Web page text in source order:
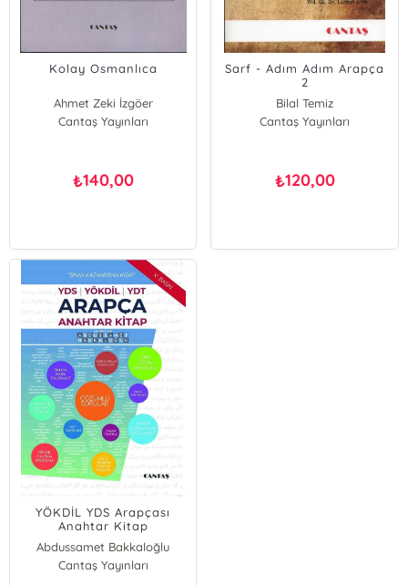
Kolay Osmanlıca
Ahmet Zeki İzgöer
Cantaş Yayınları
₺140,00
Sarf - Adım Adım Arapça
2
Bilal Temiz
A. Cüneyt Eren
Cantaş Yayınları
₺120,00
YÖKDİL YDS Arapçası
Anahtar Kitap
Abdussamet Bakkaloğlu
Cantaş Yayınları